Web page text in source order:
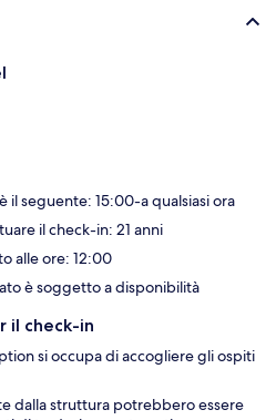
il seguente: 15:00-a qualsiasi ora
il check-in: 21 anni
alle ore: 12:00
è soggetto a disponibilità
il check-in
si occupa di accogliere gli ospiti
dalla struttura potrebbero essere